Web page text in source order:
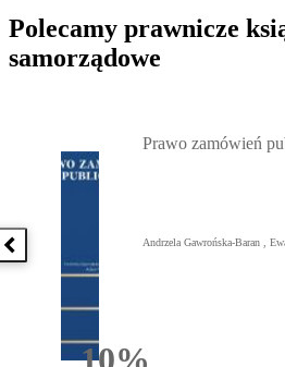
Polecamy prawnicze
samorządowe
Poprzednia książka
10%
Prawo zamówień
Andrzela Gawrońska-Baran ,